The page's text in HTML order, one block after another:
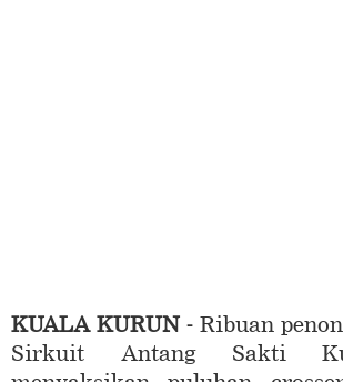
KUALA KURUN - Ribuan
Sirkuit Antang Sakti